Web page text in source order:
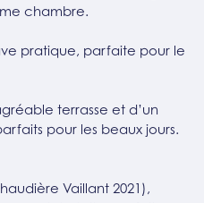
chambre.
pratique, parfaite pour le
terrasse et d’un
pour les beaux jours.
Vaillant 2021),